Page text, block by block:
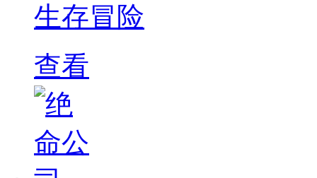
生存冒险
查看